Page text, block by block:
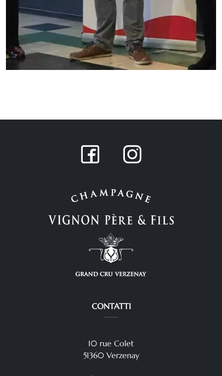
CONTATTI
10 rue Colet
51360 Verzenay